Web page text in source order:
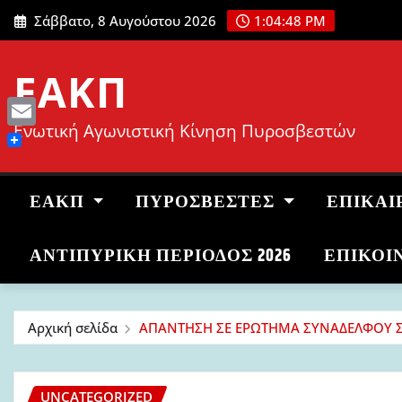
Μετάβαση
στο
Σάββατο, 8 Αυγούστου 2026 1:04:49 PM
ΕΑΚΠ
Ενωτική Αγωνιστική Κίνηση Πυροσβεστών
ΕΑΚΠ ΠΥΡΟΣΒΈΣΤΕΣ
ΑΝΤΙΠΥΡΙΚΉ ΠΕΡΊΟΔΟΣ 2026
Αρχική σελίδα ΑΠΑΝΤΗΣΗ ΣΕ ΕΡΩΤΗΜΑ ΣΥΝΑΔΕΛΦΟΥ
UNCATEGORIZED
Email